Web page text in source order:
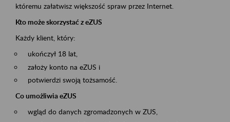
któremu załatwisz większość spraw przez Internet.
Kto może skorzystać z eZUS
Każdy klient, który:
ukończył 18 lat,
założy konto na eZUS i
potwierdzi swoją tożsamość.
Co umożliwia eZUS
wgląd do danych zgromadzonych w ZUS,